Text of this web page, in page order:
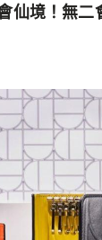
仙境！無二